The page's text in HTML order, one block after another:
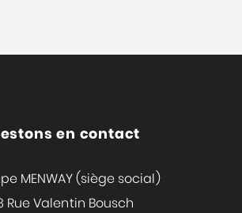
en contact
MENWAY (siège social)
Rue Valentin Bousch